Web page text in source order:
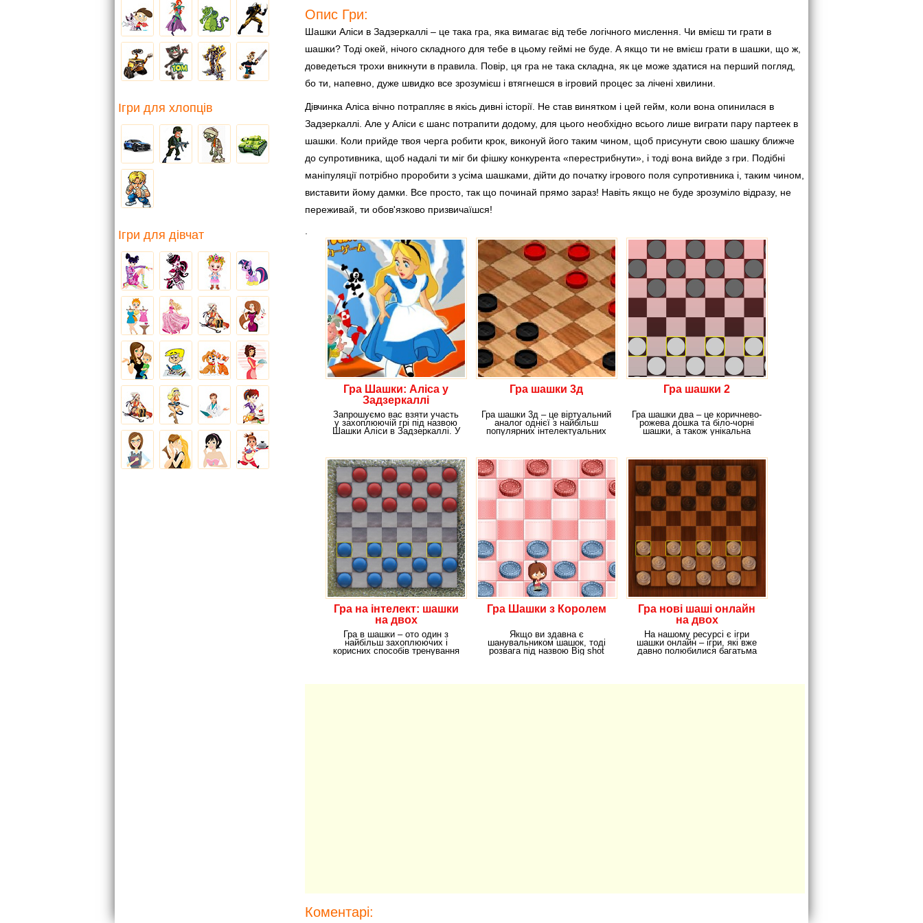
Опис Гри:
Шашки Аліси в Задзеркаллі – це така гра, яка вимагає від тебе логічного мислення. Чи вмієш ти грати в
шашки? Тоді окей, нічого складного для тебе в цьому геймі не буде. А якщо ти не вмієш грати в шашки, що ж,
доведеться трохи вникнути в правила. Повір, ця гра не така складна, як це може здатися на перший погляд,
бо ти, напевно, дуже швидко все зрозумієш і втягнешся в ігровий процес за лічені хвилини.
Дівчинка Аліса вічно потрапляє в якісь дивні історії. Не став винятком і цей гейм, коли вона опинилася в
Задзеркаллі. Але у Аліси є шанс потрапити додому, для цього необхідно всього лише виграти пару партеек в
шашки. Коли прийде твоя черга робити крок, виконуй його таким чином, щоб присунути свою шашку ближче
до супротивника, щоб надалі ти міг би фішку конкурента «перестрибнути», і тоді вона вийде з гри. Подібні
маніпуляції потрібно проробити з усіма шашками, дійти до початку ігрового поля супротивника і, таким чином,
виставити йому дамки. Все просто, так що починай прямо зараз! Навіть якщо не буде зрозуміло відразу, не
переживай, ти обов'язково призвичаїшся!
Гра Шашки: Аліса у
Задзеркаллі
Запрошуємо вас взяти участь
у захоплюючій грі під назвою
Шашки Аліси в Задзеркаллі. У
Гра шашки 3д
Гра шашки 3д – це віртуальний
аналог однієї з найбільш
популярних інтелектуальних
Гра шашки 2
Гра шашки два – це коричнево-
рожева дошка та біло-чорні
шашки, а також унікальна
Гра на інтелект: шашки
на двох
Гра в шашки – ото один з
найбільш захоплюючих і
корисних способів тренування
Гра Шашки з Королем
Якщо ви здавна є
шанувальником шашок, тоді
розвага під назвою Big shot
Гра нові шаші онлайн
на двох
На нашому ресурсі є ігри
шашки онлайн – ігри, які вже
давно полюбилися багатьма
Коментарі:
Ігри для хлопців
Ігри для дівчат